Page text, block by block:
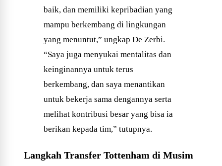
baik, dan memiliki kepribadian yang
mampu berkembang di lingkungan
yang menuntut,” ungkap De Zerbi.
“Saya juga menyukai mentalitas dan
keinginannya untuk terus
berkembang, dan saya menantikan
untuk bekerja sama dengannya serta
melihat kontribusi besar yang bisa ia
berikan kepada tim,” tutupnya.
Langkah Transfer Tottenham di Musim